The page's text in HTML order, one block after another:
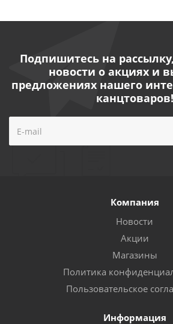
Подпишитесь на
новости о акциях и
предложениях нашего
канцтоваров!
Компания
Новости
Акции
Магазины
Политика
Пользовательское
Информация